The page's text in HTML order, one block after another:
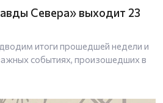
Севера» выходит 23
итоги прошедшей недели и
событиях, произошедших в